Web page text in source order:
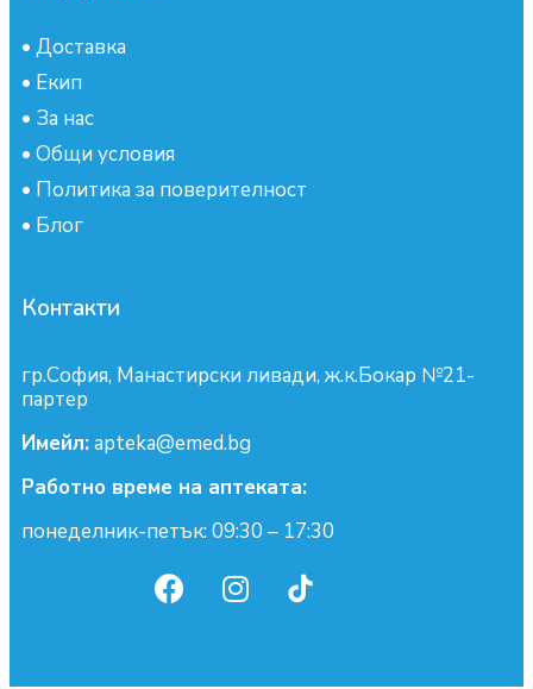
• Доставка
• Екип
• За нас
• Общи условия
• Политика за поверителност
• Блог
Контакти
гр.София, Манастирски ливади, ж.к.Бокар №21-
партер
Имейл:apteka@emed.bg
Работно време на аптеката:
понеделник-петък: 09:30 – 17:30